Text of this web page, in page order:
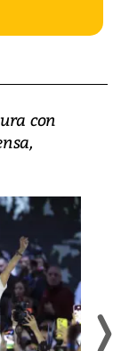
con